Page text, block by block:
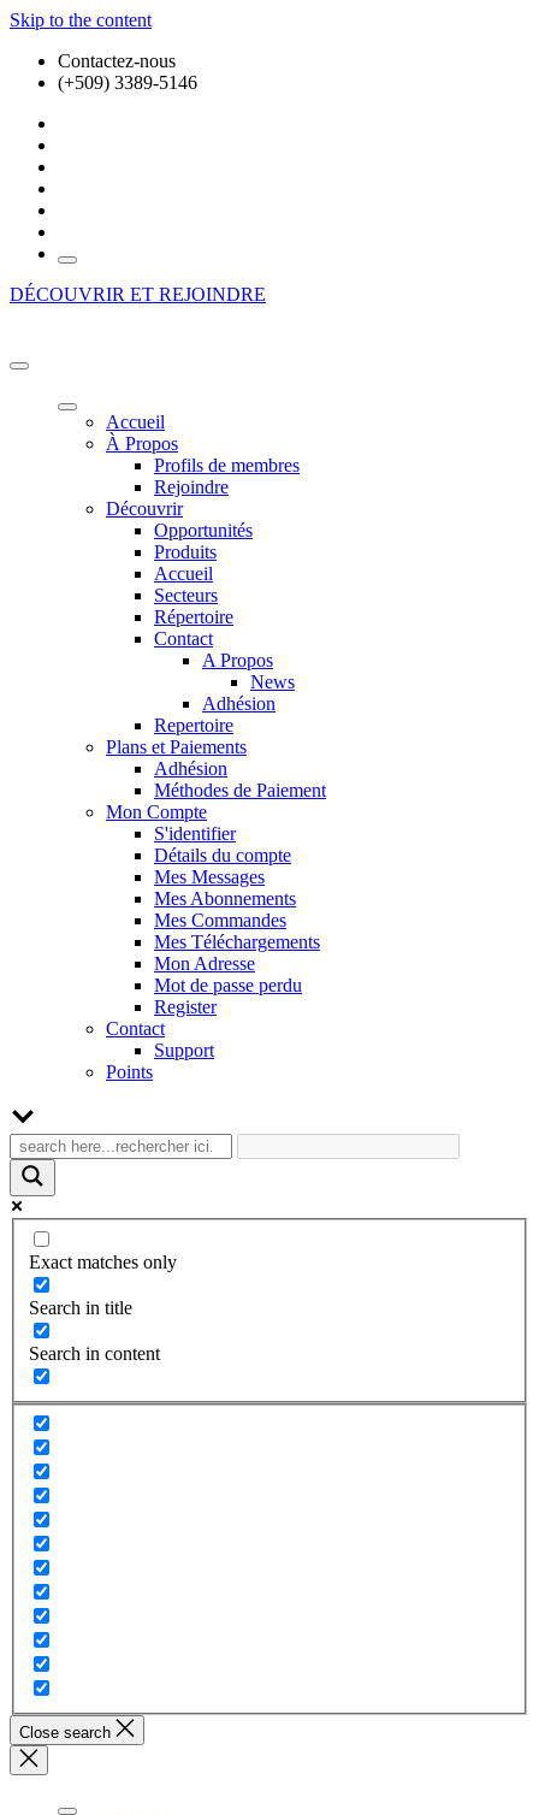
Skip to the content
Contactez-nous
(+509) 3389-5146
DÉCOUVRIR ET REJOINDRE
Accueil
À Propos
Profils de membres
Rejoindre
Découvrir
Opportunités
Produits
Accueil
Secteurs
Répertoire
Contact
A Propos
News
Adhésion
Repertoire
Plans et Paiements
Adhésion
Méthodes de Paiement
Mon Compte
S'identifier
Détails du compte
Mes Messages
Mes Abonnements
Mes Commandes
Mes Téléchargements
Mon Adresse
Mot de passe perdu
Register
Contact
Support
Points
Exact matches only
Search in title
Search in content
Close search